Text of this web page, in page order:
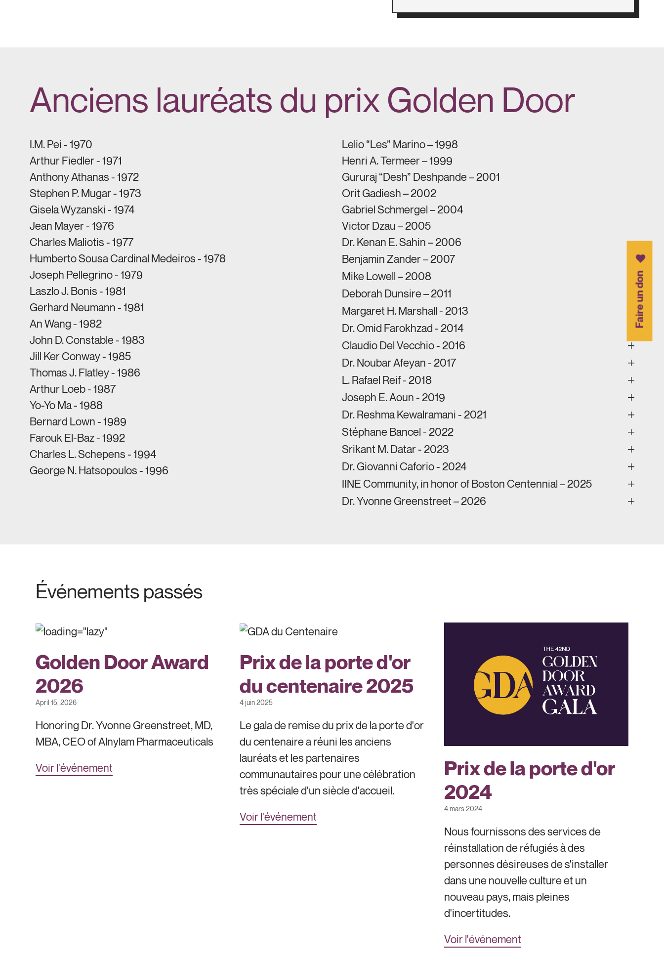
Anciens lauréats du prix Golden Door
I.M. Pei - 1970
Arthur Fiedler - 1971
Anthony Athanas - 1972
Stephen P. Mugar - 1973
Gisela Wyzanski - 1974
Jean Mayer - 1976
Charles Maliotis - 1977
Humberto Sousa Cardinal Medeiros - 1978
Joseph Pellegrino - 1979
Laszlo J. Bonis - 1981
Gerhard Neumann - 1981
An Wang - 1982
John D. Constable - 1983
Jill Ker Conway - 1985
Thomas J. Flatley - 1986
Arthur Loeb - 1987
Yo-Yo Ma - 1988
Bernard Lown - 1989
Farouk El-Baz - 1992
Charles L. Schepens - 1994
George N. Hatsopoulos - 1996
Lelio “Les” Marino – 1998
Henri A. Termeer – 1999
Gururaj “Desh” Deshpande – 2001
Orit Gadiesh – 2002
Gabriel Schmergel – 2004
Victor Dzau – 2005
Dr. Kenan E. Sahin – 2006
Benjamin Zander – 2007
Mike Lowell – 2008
Deborah Dunsire – 2011
Margaret H. Marshall - 2013
Dr. Omid Farokhzad - 2014
Claudio Del Vecchio - 2016
Dr. Noubar Afeyan - 2017
L. Rafael Reif - 2018
Joseph E. Aoun - 2019
Dr. Reshma Kewalramani - 2021
Stéphane Bancel - 2022
Srikant M. Datar - 2023
Dr. Giovanni Caforio - 2024
IINE Community, in honor of Boston Centennial – 2025
Dr. Yvonne Greenstreet – 2026
Événements passés
Golden Door Award
2026
April 15, 2026
Honoring Dr. Yvonne Greenstreet, MD,
MBA, CEO of Alnylam Pharmaceuticals
Voir l'événement
Prix de la porte d'or
du centenaire 2025
4 juin 2025
Le gala de remise du prix de la porte d'or
du centenaire a réuni les anciens
lauréats et les partenaires
communautaires pour une célébration
très spéciale d'un siècle d'accueil.
Voir l'événement
Prix de la porte d'or
2024
4 mars 2024
Nous fournissons des services de
réinstallation de réfugiés à des
personnes désireuses de s'installer
dans une nouvelle culture et un
nouveau pays, mais pleines
d'incertitudes.
Voir l'événement
Faire un don